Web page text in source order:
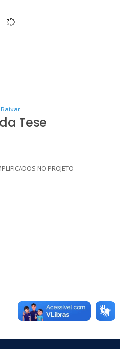
Baixar
Tese
NO PROJETO